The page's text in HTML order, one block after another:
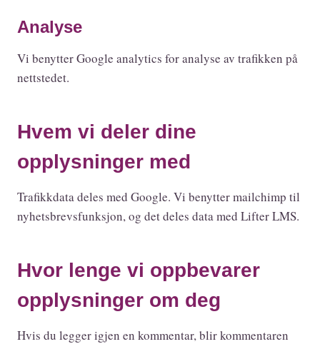
Analyse
Vi benytter Google analytics for analyse av trafikken på
nettstedet.
Hvem vi deler dine
opplysninger med
Trafikkdata deles med Google. Vi benytter mailchimp til
nyhetsbrevsfunksjon, og det deles data med Lifter LMS.
Hvor lenge vi oppbevarer
opplysninger om deg
Hvis du legger igjen en kommentar, blir kommentaren